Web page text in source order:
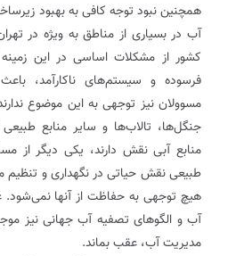
همچنین نبود توجه کافی به بهبود
آب در بسیاری از مناطق به ویژه در
کشور از مشکلات اساسی در این
فرسوده و سیستم‌های ناکارآمد،
مسوولان نیز توجهی به این موضوع
جنگل‌ها، تالاب‌ها و سایر منابع
منابع آبی نقش دارند، یکی دیگر از
طبیعی نقش حیاتی در نگهداری و تنظیم
هیچ توجهی به حفاظت از آنها نمی‌شود.
آب و الگوهای تصفیه آب جهانی نیز
مدیریت آب، عقب بماند.